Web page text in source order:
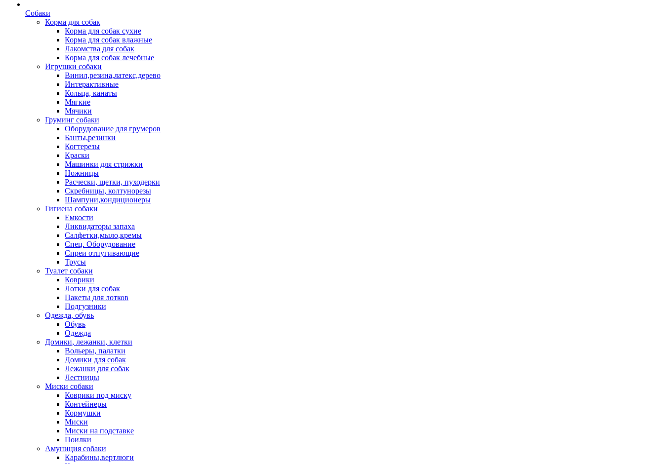
Собаки
Корма для собак
Корма для собак сухие
Корма для собак влажные
Лакомства для собак
Корма для собак лечебные
Игрушки собаки
Винил,резина,латекс,дерево
Интерактивные
Кольца, канаты
Мягкие
Мячики
Груминг собаки
Оборудование для грумеров
Банты,резинки
Когтерезы
Краски
Машинки для стрижки
Ножницы
Расчески, щетки, пуходерки
Скребницы, колтунорезы
Шампуни,кондиционеры
Гигиена собаки
Емкости
Ликвидаторы запаха
Салфетки,мыло,кремы
Спец. Оборудование
Спреи отпугивающие
Трусы
Туалет собаки
Коврики
Лотки для собак
Пакеты для лотков
Подгузники
Одежда, обувь
Обувь
Одежда
Домики, лежанки, клетки
Вольеры, палатки
Домики для собак
Лежанки для собак
Лестницы
Миски собаки
Коврики под миску
Контейнеры
Кормушки
Миски
Миски на подставке
Поилки
Амуниция собаки
Карабины,вертлюги